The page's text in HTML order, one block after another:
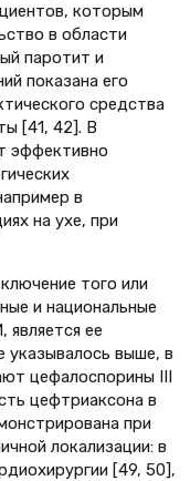
которым
в области
паротит и
показана его
средства
[41, 42]. В
эффективно
в
на ухе, при
того или
и национальные
ее
указывалось выше, в
цефалоспорины III
цефтриаксона в
при
локализации: в
[49, 50],